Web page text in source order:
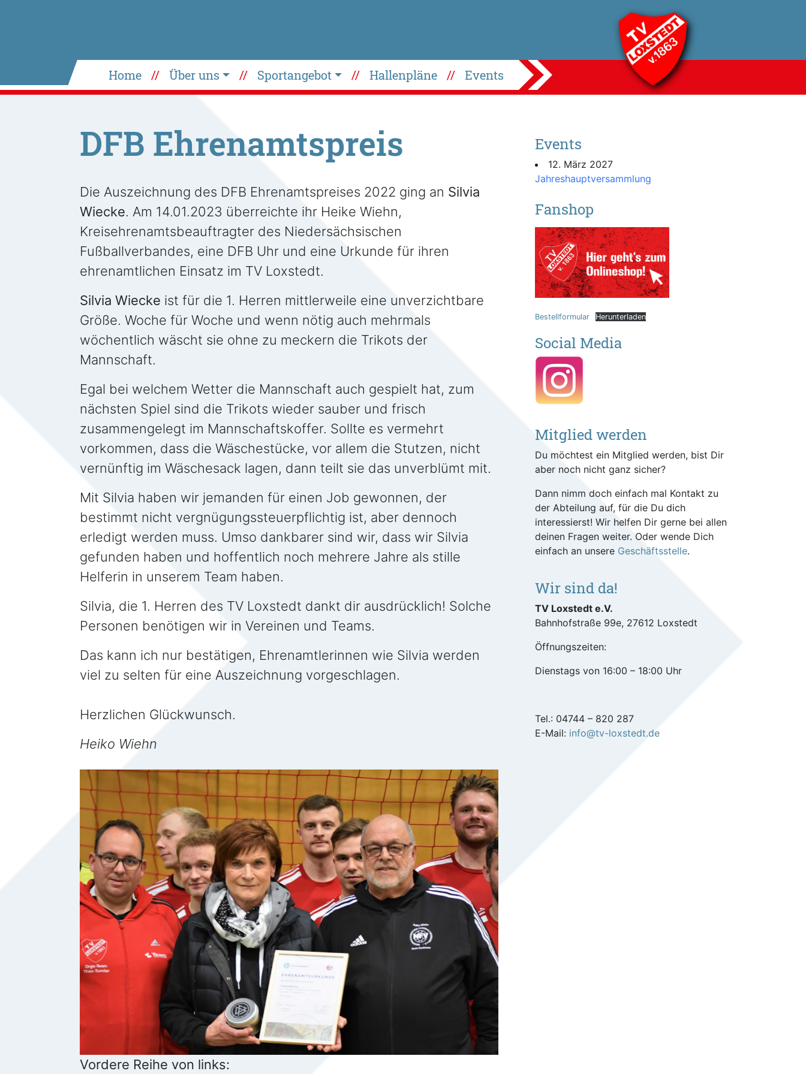
Home Über uns Sportangebot Hallenpläne Events
DFB Ehrenamtspreis
Die Auszeichnung des DFB Ehrenamtspreises 2022 ging an Silvia
Wiecke. Am 14.01.2023 überreichte ihr Heike Wiehn,
Kreisehrenamtsbeauftragter des Niedersächsischen
Fußballverbandes, eine DFB Uhr und eine Urkunde für ihren
ehrenamtlichen Einsatz im TV Loxstedt.
Silvia Wiecke ist für die 1. Herren mittlerweile eine unverzichtbare
Größe. Woche für Woche und wenn nötig auch mehrmals
wöchentlich wäscht sie ohne zu meckern die Trikots der
Mannschaft.
Egal bei welchem Wetter die Mannschaft auch gespielt hat, zum
nächsten Spiel sind die Trikots wieder sauber und frisch
zusammengelegt im Mannschaftskoffer. Sollte es vermehrt
vorkommen, dass die Wäschestücke, vor allem die Stutzen, nicht
vernünftig im Wäschesack lagen, dann teilt sie das unverblümt mit.
Mit Silvia haben wir jemanden für einen Job gewonnen, der
bestimmt nicht vergnügungssteuerpflichtig ist, aber dennoch
erledigt werden muss. Umso dankbarer sind wir, dass wir Silvia
gefunden haben und hoffentlich noch mehrere Jahre als stille
Helferin in unserem Team haben.
Silvia, die 1. Herren des TV Loxstedt dankt dir ausdrücklich! Solche
Personen benötigen wir in Vereinen und Teams.
Das kann ich nur bestätigen, Ehrenamtlerinnen wie Silvia werden
viel zu selten für eine Auszeichnung vorgeschlagen.
Herzlichen Glückwunsch.
Heiko Wiehn
Vordere Reihe von links:
Events
12. März 2027
Jahreshauptversammlung
Fanshop
Bestellformular Herunterladen
Social Media
Mitglied werden
Du möchtest ein Mitglied werden, bist Dir
aber noch nicht ganz sicher?
Dann nimm doch einfach mal Kontakt zu
der Abteilung auf, für die Du dich
interessierst! Wir helfen Dir gerne bei allen
deinen Fragen weiter. Oder wende Dich
einfach an unsere Geschäftsstelle.
Wir sind da!
TV Loxstedt e.V.
Bahnhofstraße 99e, 27612 Loxstedt
Öffnungszeiten:
Dienstags von 16:00 – 18:00 Uhr
Tel.: 04744 – 820 287
E-Mail: info@tv-loxstedt.de